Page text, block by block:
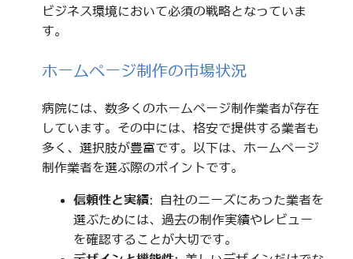
ビジネス環境において必須の戦略となっていま
す。
ホームページ制作の市場状況
病院には、数多くのホームページ制作業者が存在
しています。その中には、格安で提供する業者も
多く、選択肢が豊富です。以下は、ホームページ
制作業者を選ぶ際のポイントです。
信頼性と実績: 自社のニーズにあった業者を
選ぶためには、過去の制作実績やレビュー
を確認することが大切です。